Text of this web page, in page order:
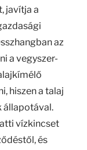
javítja a
az
a vegyszer-
hiszen a talaj
állapotával.
vízkincset
és